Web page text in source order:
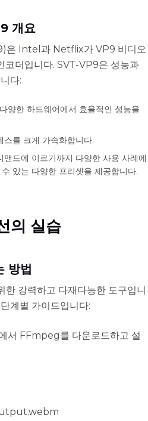
개요
Intel과 Netflix가 VP9 비디오
코더입니다. SVT-VP9은 성능과
다:
양한 하드웨어에서 효율적인 성능을
를 크게 가속화합니다.
드에 이르기까지 다양한 사용 사례에
있는 다양한 프리셋을 제공합니다.
의 실습
방법
강력하고 다재다능한 도구입니
계별 가이드입니다:
서 FFmpeg를 다운로드하고 설